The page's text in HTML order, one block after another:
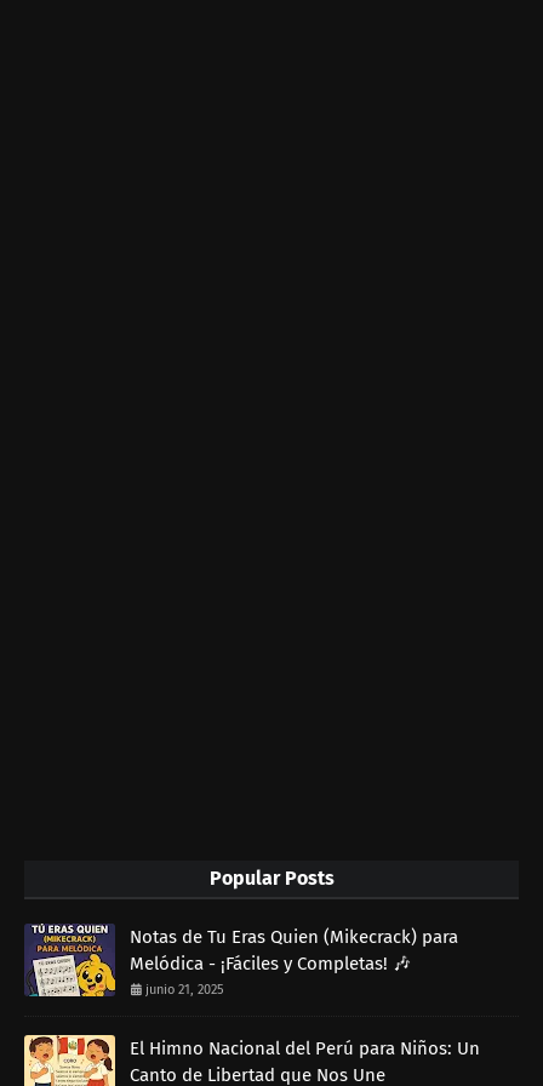
Popular Posts
Notas de Tu Eras Quien (Mikecrack) para
Melódica - ¡Fáciles y Completas! 🎶
junio 21, 2025
El Himno Nacional del Perú para Niños: Un
Canto de Libertad que Nos Une